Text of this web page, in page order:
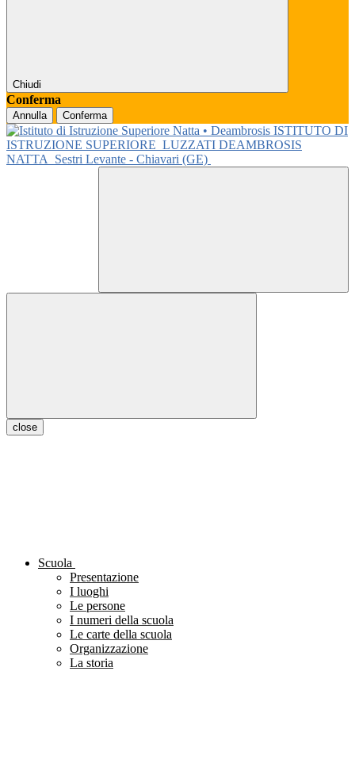
Chiudi
Conferma
Annulla Conferma
ISTITUTO DI
ISTRUZIONE SUPERIORE LUZZATI DEAMBROSIS
NATTA
Sestri Levante - Chiavari (GE)
close
Scuola
Presentazione
I luoghi
Le persone
I numeri della scuola
Le carte della scuola
Organizzazione
La storia